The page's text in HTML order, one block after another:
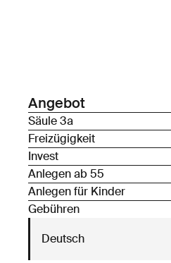
Angebot
Säule 3a
Freizügigkeit
Invest
Anlegen ab 55
Anlegen für Kinder
Gebühren
Deutsch